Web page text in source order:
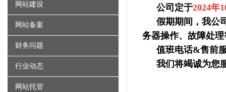
网站建设
网站备案
财务问题
行业动态
网站托管
公司定于2024年
假期期间，我公
务器操作、故障处
值班电话&售前
我们将竭诚为您